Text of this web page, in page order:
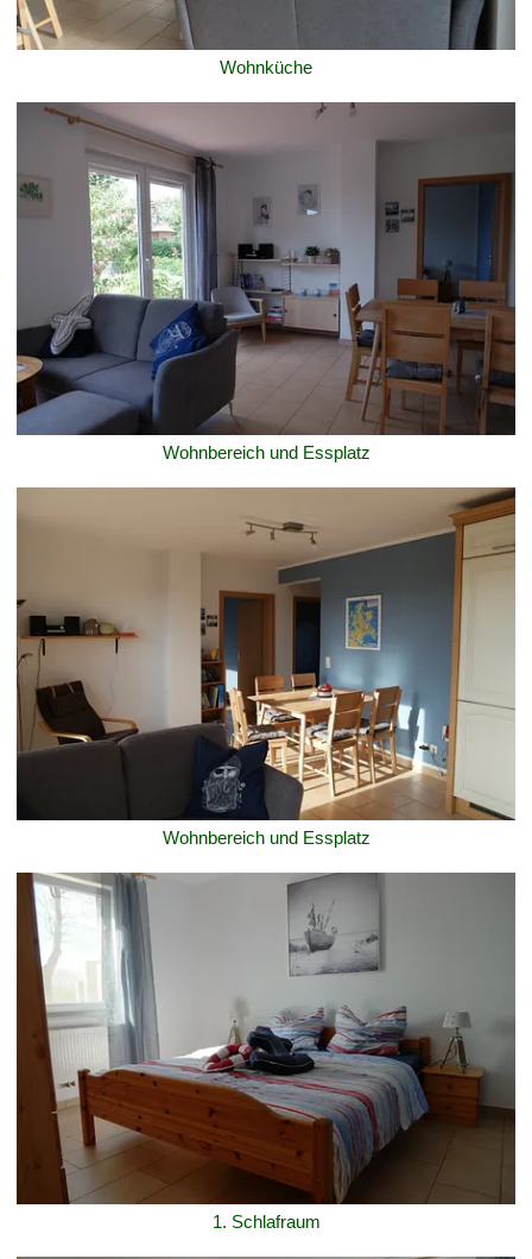
Wohnküche
Wohnbereich und Essplatz
Wohnbereich und Essplatz
1. Schlafraum